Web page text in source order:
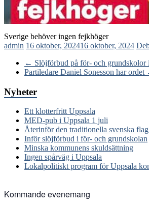
Sverige behöver ingen fejkhöger
admin 16 oktober, 202416 oktober, 2024
← Slöjförbud på för- och grundskolor
Partiledare Daniel Sonesson har ordet
Nyheter
Ett klotterfritt Uppsala
MED-pub i Uppsala 1 juli
Återinför den traditionella svenska
Inför slöjförbud i för- och grundskolan
Minska kommunens skuldsättning
Ingen spårväg i Uppsala
Lokalpolitiskt program för Uppsala
Kommande evenemang